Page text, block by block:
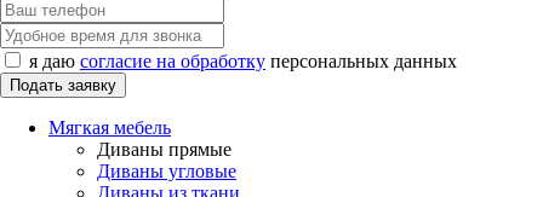
я даю согласие на обработку персональных данных
Мягкая мебель
Диваны прямые
Диваны угловые
Диваны из ткани